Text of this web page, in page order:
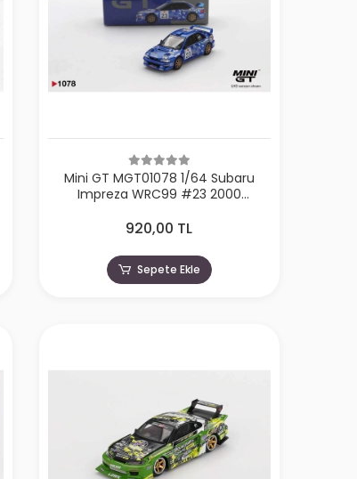
Mini GT MGT01078 1/64 Subaru
Impreza WRC99 #23 2000
920,00 TL
Sepete Ekle